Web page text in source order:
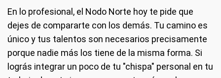
En lo profesional, el Nodo Norte hoy te pide que
dejes de compararte con los demás. Tu camino es
único y tus talentos son necesarios precisamente
porque nadie más los tiene de la misma forma. Si
lográs integrar un poco de tu "chispa" personal en tu